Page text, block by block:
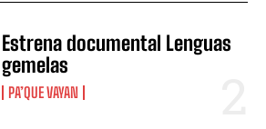
Estrena documental Lenguas
gemelas
PA’QUE VAYAN